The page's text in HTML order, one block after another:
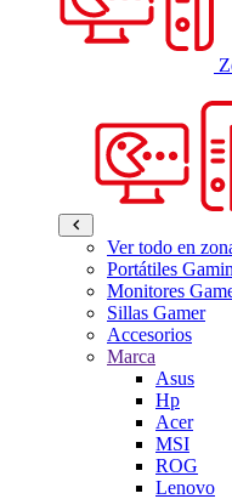
Ver todo en
Portátiles
Monitores
Sillas Gamer
Accesorios
Marca
Asus
Hp
Acer
MSI
ROG
Lenovo